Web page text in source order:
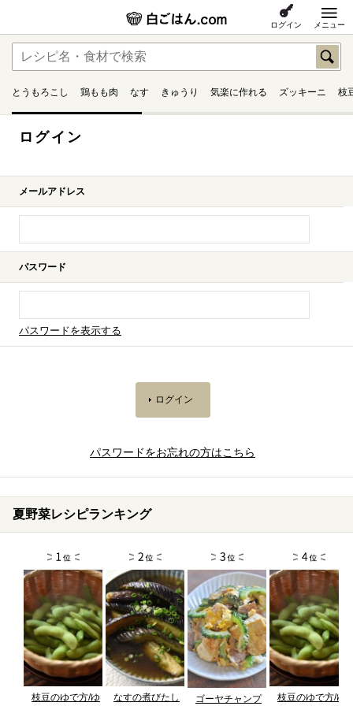
ログイン メニュー
とうもろこし 鶏もも肉 なす きゅうり 気楽に作れる ズッキーニ 枝
ログイン
メールアドレス
パスワード
パスワードを表示する
パスワードをお忘れの方はこちら
夏野菜レシピランキング
枝豆のゆで方/ゆ
なすの煮びたし
ゴーヤチャンプ
枝豆のゆで方/ゆ